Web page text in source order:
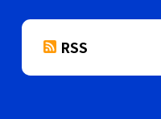
RSS